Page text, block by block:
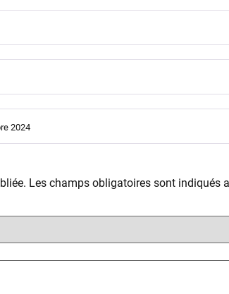
2024
Les champs obligatoires sont indiqués